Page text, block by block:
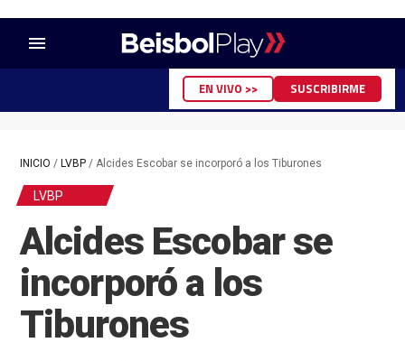
menu
EN VIVO >> SUSCRIBIRME
INICIO / LVBP/ Alcides Escobar se incorporó a los Tiburones
LVBP
Alcides Escobar se
incorporó a los
Tiburones